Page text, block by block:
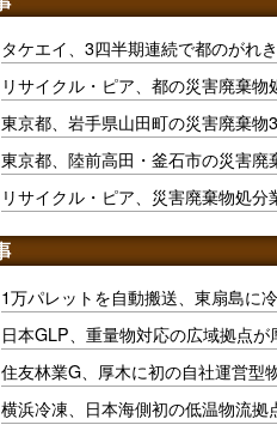
タケエイ、3四半期連続で都のがれ
リサイクル・ピア、都の災害廃棄物
東京都、岩手県山田町の災害廃棄物
東京都、陸前高田・釜石市の災害廃
リサイクル・ピア、災害廃棄物処分
1万パレットを自動搬送、東扇島に
日本GLP、重量物対応の広域拠点が
住友林業G、厚木に初の自社運営型
横浜冷凍、日本海側初の低温物流拠